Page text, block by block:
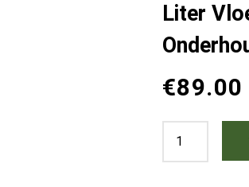
Liter
€89.00
Osmo